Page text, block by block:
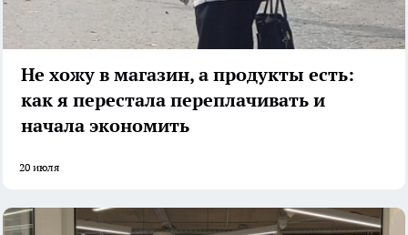
Не хожу в магазин, а продукты есть:
как я перестала переплачивать и
начала экономить
20 июля